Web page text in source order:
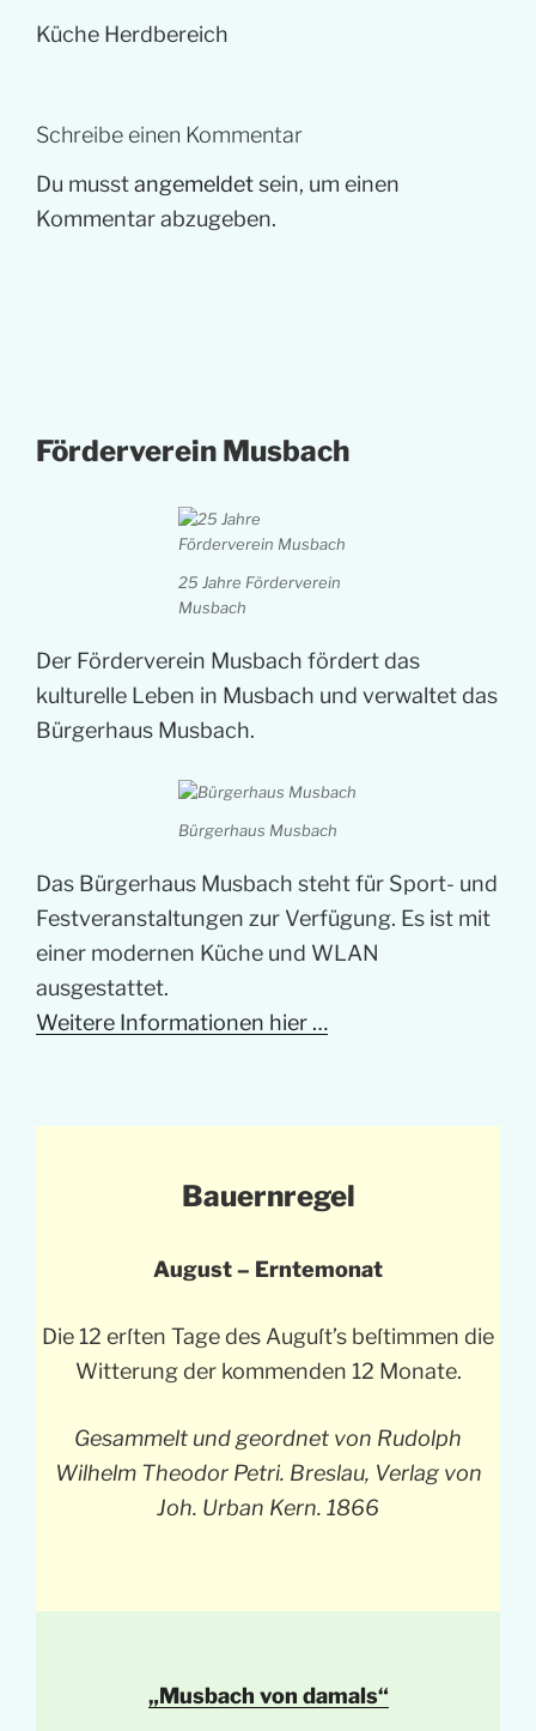
Küche Herdbereich
Schreibe einen Kommentar
Du musstangemeldetsein, um einen
Kommentar abzugeben.
Förderverein Musbach
25 Jahre Förderverein
Musbach
Der Förderverein Musbach fördert das
kulturelle Leben in Musbach und verwaltet das
Bürgerhaus Musbach.
Bürgerhaus Musbach
Das Bürgerhaus Musbach steht für Sport- und
Festveranstaltungen zur Verfügung. Es ist mit
einer modernen Küche und WLAN
ausgestattet.
Weitere Informationen hier …
Bauernregel
August – Erntemonat
Die 12 erſten Tage des Auguſt’s beſtimmen die
Witterung der kommenden 12 Monate.
Gesammelt und geordnet von Rudolph
Wilhelm Theodor Petri. Breslau, Verlag von
Joh. Urban Kern. 1866
„Musbach von damals“